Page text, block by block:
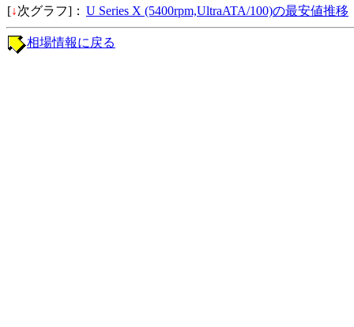
[↓次グラフ]： U Series X (5400rpm,UltraATA/100)の最安値推移
相場情報に戻る